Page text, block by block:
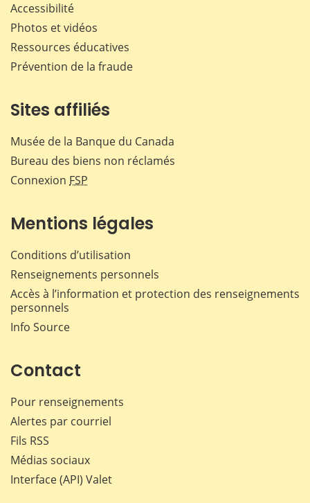
Accessibilité
Photos et vidéos
Ressources éducatives
Prévention de la fraude
Sites affiliés
Musée de la Banque du Canada
Bureau des biens non réclamés
Connexion FSP
Mentions légales
Conditions d’utilisation
Renseignements personnels
Accès à l’information et protection des renseignements
personnels
Info Source
Contact
Pour renseignements
Alertes par courriel
Fils RSS
Médias sociaux
Interface (API) Valet